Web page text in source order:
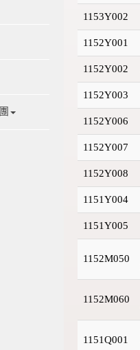
1153Y002
1152Y001
1152Y002
1152Y003
1152Y006
1152Y007
1152Y008
1151Y004
1151Y005
1152M050
1152M060
1151Q001